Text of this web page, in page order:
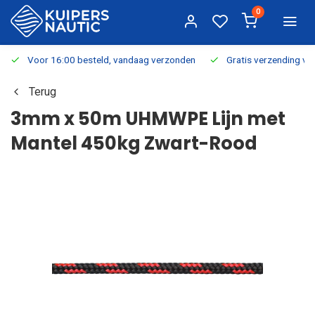
0
Voor 16:00 besteld, vandaag verzonden Gratis verzending
Terug
3mm x 50m UHMWPE Lijn met
Mantel 450kg Zwart-Rood